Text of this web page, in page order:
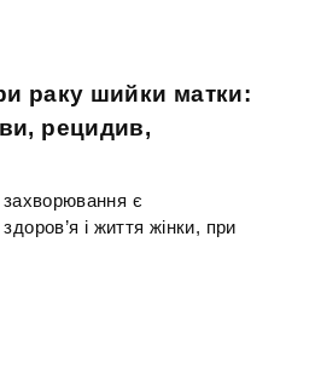
раку шийки матки:
рецидив,
захворювання є
і життя жінки, при